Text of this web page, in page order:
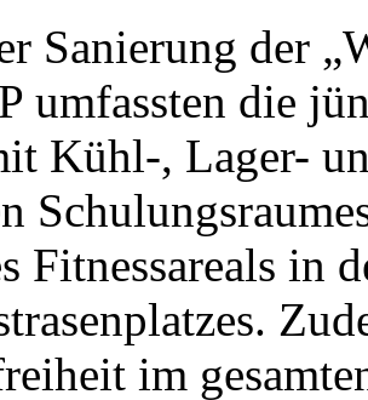
Sanierung der
umfassten die
Kühl-, Lager-
Fitnessareals in
im